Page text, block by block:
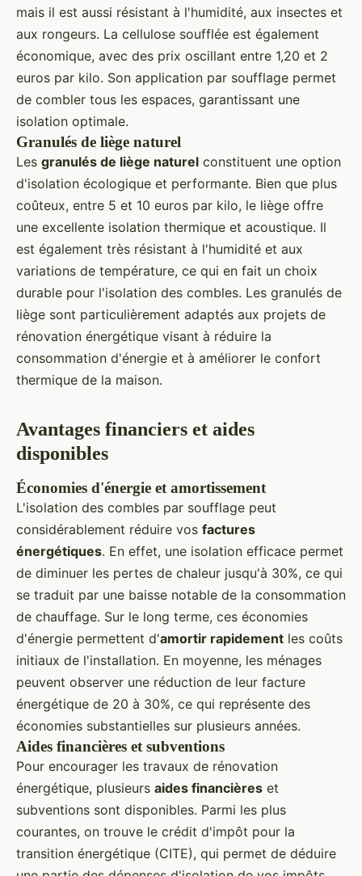
mais il est aussi résistant à l'humidité, aux insectes et
aux rongeurs. La cellulose soufflée est également
économique, avec des prix oscillant entre 1,20 et 2
euros par kilo. Son application par soufflage permet
de combler tous les espaces, garantissant une
isolation optimale.
Granulés de liège naturel
Les granulés de liège naturel constituent une option
d'isolation écologique et performante. Bien que plus
coûteux, entre 5 et 10 euros par kilo, le liège offre
une excellente isolation thermique et acoustique. Il
est également très résistant à l'humidité et aux
variations de température, ce qui en fait un choix
durable pour l'isolation des combles. Les granulés de
liège sont particulièrement adaptés aux projets de
rénovation énergétique visant à réduire la
consommation d'énergie et à améliorer le confort
thermique de la maison.
Avantages financiers et aides
disponibles
Économies d'énergie et amortissement
L'isolation des combles par soufflage peut
considérablement réduire vos factures
énergétiques. En effet, une isolation efficace permet
de diminuer les pertes de chaleur jusqu'à 30%, ce qui
se traduit par une baisse notable de la consommation
de chauffage. Sur le long terme, ces économies
d'énergie permettent d'amortir rapidement les coûts
initiaux de l'installation. En moyenne, les ménages
peuvent observer une réduction de leur facture
énergétique de 20 à 30%, ce qui représente des
économies substantielles sur plusieurs années.
Aides financières et subventions
Pour encourager les travaux de rénovation
énergétique, plusieurs aides financières et
subventions sont disponibles. Parmi les plus
courantes, on trouve le crédit d'impôt pour la
transition énergétique (CITE), qui permet de déduire